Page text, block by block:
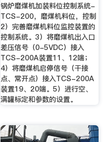
锅炉磨煤机加装料位控制系统-
TCS-200，磨煤机料位，控制
2）完善磨煤机料位监控装置的
控制系统。3）将磨煤机出入口
差压信号（0-5VDC）接入
TCS-200A装置11、12端；
4）将磨煤机启停信号（干接
点、常开点）接入TCS-200A
装置19、20端。5）进行空、
满罐标定和参数的设置。